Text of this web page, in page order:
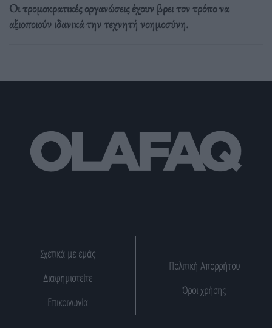
Οι τρομοκρατικές οργανώσεις έχουν βρει τον τρόπο να
αξιοποιούν ιδανικά την τεχνητή νοημοσύνη.
Σχετικά με εμάς
Διαφημιστείτε
Επικοινωνία
Πολιτική Απορρήτου
Όροι χρήσης